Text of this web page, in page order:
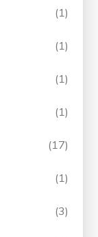
(1)
(1)
(1)
(1)
(17)
(1)
(3)